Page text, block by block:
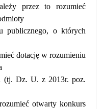
przez to rozumieć
publicznego, o których
dotację w rozumieniu
(tj. Dz. U. z 2013r. poz.
otwarty konkurs